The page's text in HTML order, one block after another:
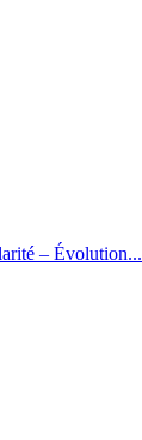
– Évolution...